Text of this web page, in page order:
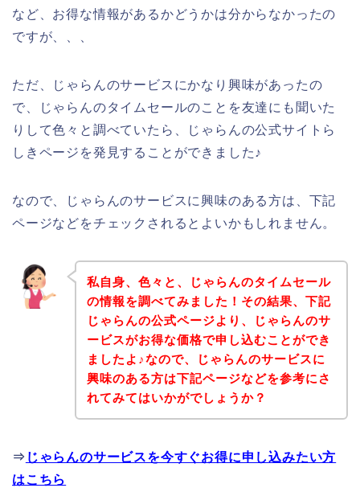
など、お得な情報があるかどうかは分からなかったの
ですが、、、
ただ、じゃらんのサービスにかなり興味があったの
で、じゃらんのタイムセールのことを友達にも聞いた
りして色々と調べていたら、じゃらんの公式サイトら
しきページを発見することができました♪
なので、じゃらんのサービスに興味のある方は、下記
ページなどをチェックされるとよいかもしれません。
私自身、色々と、じゃらんのタイムセール
の情報を調べてみました！その結果、下記
じゃらんの公式ページより、じゃらんのサ
ービスがお得な価格で申し込むことができ
ましたよ♪なので、じゃらんのサービスに
興味のある方は下記ページなどを参考にさ
れてみてはいかがでしょうか？
⇒ じゃらんのサービスを今すぐお得に申し込みたい方
はこちら